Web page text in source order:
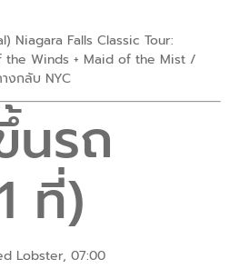
Niagara Falls Classic Tour:
the Winds + Maid of the Mist /
งกลับ NYC
นรถ
ที่)
Lobster, 07:00